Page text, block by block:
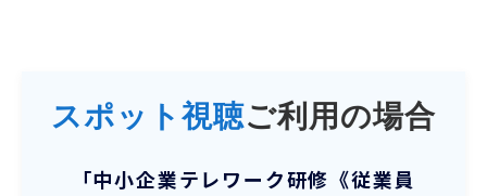
スポット視聴ご利用の場合
「中小企業テレワーク研修《従業員